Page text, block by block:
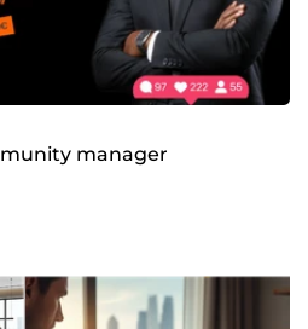
manager